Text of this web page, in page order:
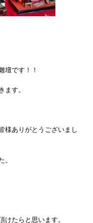
壇です！！
ます。
様ありがとうございまし
。
けたらと思います。